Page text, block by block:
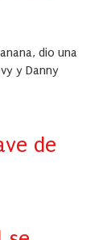
dio una
y Danny
de